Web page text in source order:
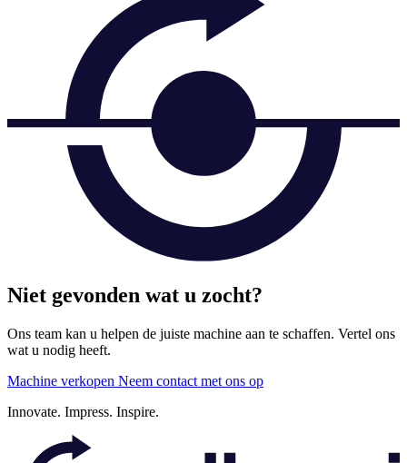
Niet gevonden wat u zocht?
Ons team kan u helpen de juiste machine aan te schaffen. Vertel ons
wat u nodig heeft.
Machine verkopen Neem contact met ons op
Innovate. Impress. Inspire.